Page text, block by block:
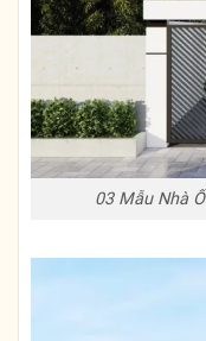
03 Mẫu Nhà